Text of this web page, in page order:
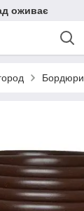
оживає
Бордюри